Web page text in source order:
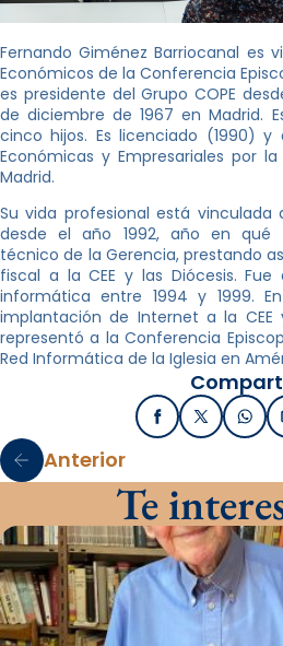
Fernando Giménez Barriocanal es
Económicos de la Conferencia
es presidente del Grupo COPE
de diciembre de 1967 en Madrid.
cinco hijos. Es licenciado (1990)
Económicas y Empresariales por
Madrid.
Su vida profesional está vinculada
desde el año 1992, año en qué
técnico de la Gerencia, prestando
fiscal a la CEE y las Diócesis.
informática entre 1994 y 1999.
implantación de Internet a la CEE
representó a la Conferencia
Red Informática de la Iglesia en
FacebookX / Twitter
Anterior
Te